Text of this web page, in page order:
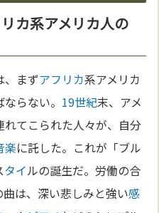
カ系アメリカ人の
、まずアフリカ系アメリカ
らない。 19世紀末、アメ
れてこられた人々が、自分
楽に託した。これが「ブル
タイルの誕生だ。労働の合
は、深い悲しみと強い感